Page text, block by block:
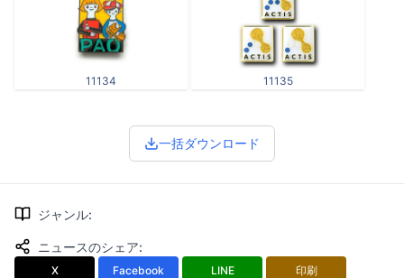
11134 11135
一括ダウンロード
ジャンル:
ニュースのシェア:
X Facebook LINE 印刷